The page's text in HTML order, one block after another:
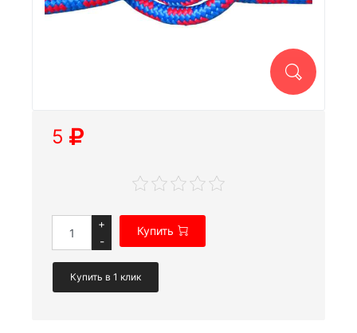
5
+
-
Купить
Купить в 1 клик